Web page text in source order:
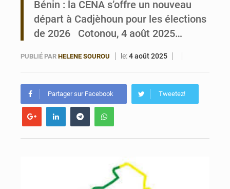
Porto‑Novo : un camion de produits pétroliers embrase Avakpa
Bénin : la CENA s’offre un nouveau
départ à Cadjèhoun pour les élections
de 2026 Cotonou, 4 août 2025…
PUBLIÉ PAR HELENE SOUROU le:4 août 2025
Partager sur Facebook Tweetez!